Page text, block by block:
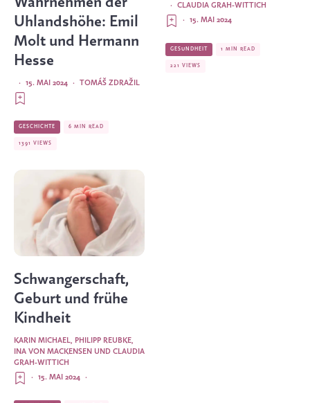
Uhlandshöhe: Emil
Molt und Hermann
Hesse
TOMÁŠ ZDRAŽIL
·
15. MAI 2024
·
GESCHICHTE 6 MIN READ
1391 VIEWS
Schwangerschaft,
Geburt und frühe
Kindheit
KARIN MICHAEL, PHILIPP REUBKE,
INA VON MACKENSEN UND CLAUDIA
GRAH-WITTICH
·
15. MAI 2024
·
CLAUDIA GRAH-WITTICH
·
15. MAI 2024
·
GESUNDHEIT 1 MIN READ
221 VIEWS